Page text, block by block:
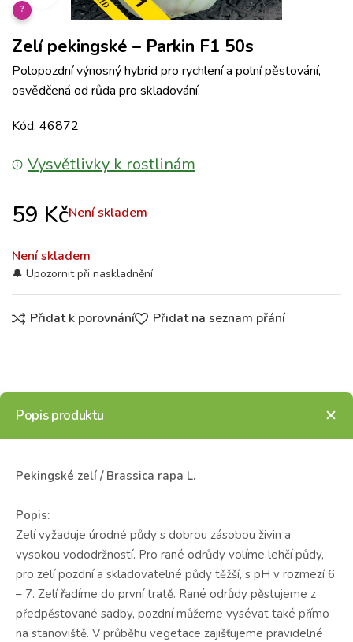
?
Zelí pekingské – Parkin F1 50s
Polopozdní výnosný hybrid pro rychlení a polní pěstování,
osvědčená od růda pro skladování.
Kód: 46872
Vysvětlivky k rostlinám
59 KčNení skladem
Není skladem
Přidat k porovnání Přidat na seznam přání
Popis produktu
Pekingské zelí / Brassica rapa L.
Popis:
Zelí vyžaduje úrodné půdy s dobrou zásobou živin a
vysokou vododržností. Pro rané odrůdy volíme lehčí půdy,
pro zelí pozdní a skladovatelné půdy těžší, s pH v rozmezí 6
– 7. Zelí řadíme do první tratě. Rané odrůdy pěstujeme z
předpěstované sadby, pozdní můžeme vysévat také přímo
na stanoviště. V průběhu vegetace zajišťujeme pravidelné